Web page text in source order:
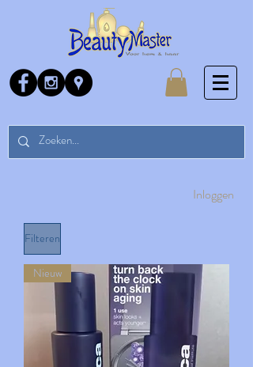
Inloggen
Filteren
Nieuw